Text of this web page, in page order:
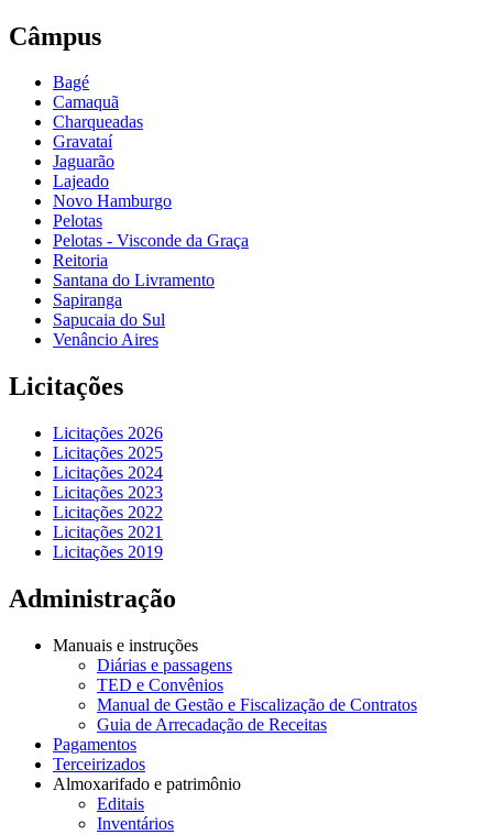
Câmpus
Bagé
Camaquã
Charqueadas
Gravataí
Jaguarão
Lajeado
Novo Hamburgo
Pelotas
Pelotas - Visconde da Graça
Reitoria
Santana do Livramento
Sapiranga
Sapucaia do Sul
Venâncio Aires
Licitações
Licitações 2026
Licitações 2025
Licitações 2024
Licitações 2023
Licitações 2022
Licitações 2021
Licitações 2019
Administração
Manuais e instruções
Diárias e passagens
TED e Convênios
Manual de Gestão e Fiscalização de Contratos
Guia de Arrecadação de Receitas
Pagamentos
Terceirizados
Almoxarifado e patrimônio
Editais
Inventários